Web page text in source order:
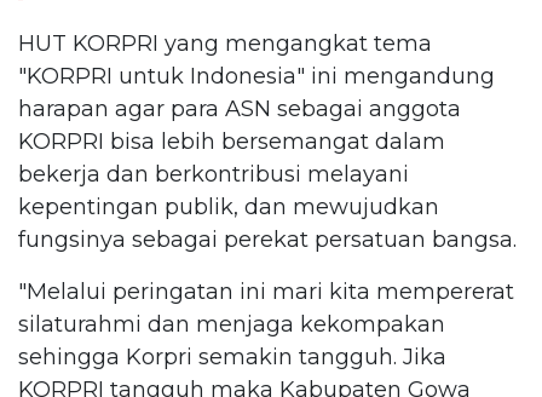
HUT KORPRI yang mengangkat tema
"KORPRI untuk Indonesia" ini mengandung
harapan agar para ASN sebagai anggota
KORPRI bisa lebih bersemangat dalam
bekerja dan berkontribusi melayani
kepentingan publik, dan mewujudkan
fungsinya sebagai perekat persatuan bangsa.
"Melalui peringatan ini mari kita mempererat
silaturahmi dan menjaga kekompakan
sehingga Korpri semakin tangguh. Jika
KORPRI tangguh maka Kabupaten Gowa